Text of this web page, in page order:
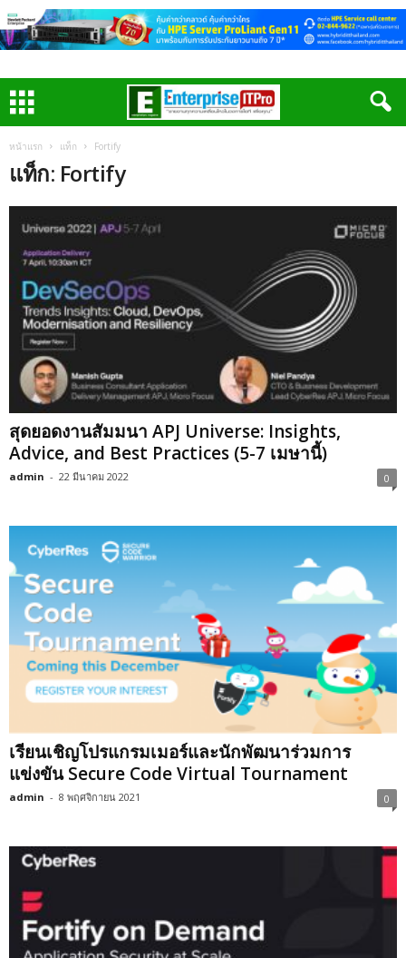
หน้าแรก แท็ก Fortify
แท็ก: Fortify
สุดยอดงานสัมมนา APJ Universe: Insights,
Advice, and Best Practices (5-7 เมษานี้)
admin - 22 มีนาคม 2022 0
เรียนเชิญโปรแกรมเมอร์และนักพัฒนาร่วมการ
แข่งขัน Secure Code Virtual Tournament
admin - 8 พฤศจิกายน 2021 0